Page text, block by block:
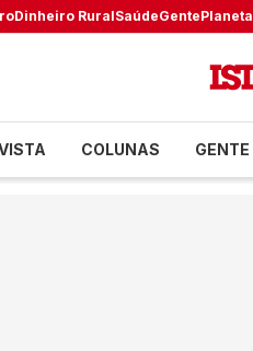
Dinheiro RuralSaúdeGentePlaneta
COLUNAS GENTE